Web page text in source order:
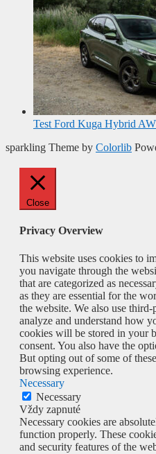
Test Ford Kuga Hybrid
sparkling Theme by Colorlib
Close
Privacy Overview
This website uses cookies to
you navigate through the
that are categorized as
as they are essential for the
the website. We also use
analyze and understand how
cookies will be stored in your
consent. You also have the
But opting out of some of
browsing experience.
Necessary
Necessary
Vždy zapnuté
Necessary cookies are
function properly. These
and security features of the